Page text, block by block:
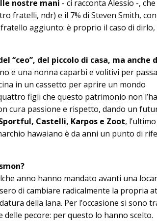
nostre mani - ci racconta Alessio -,
fratelli, ndr) e il 7% di Steven Smith,
aggiunto: è proprio il caso di
“ceo”, del piccolo di casa, ma an­che
e una nonna caparbi e volitivi per
in un cassetto per aprire un mondo
figli che questo patrimonio non
cura passione e rispetto, dando un
Castelli, Karpos e Zoot,
hawaiano è da anni un punto di
anno hanno mandato avanti una
di cambiare radicalmente la propria
della lana. Per l’occasione si sono
delle pecore: per questo lo hanno scelto.